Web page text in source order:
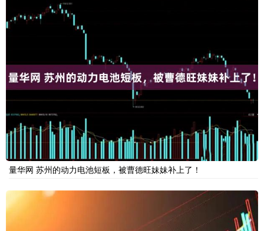
量华网 苏州的动力电池短板，被曹德旺妹妹补上了！